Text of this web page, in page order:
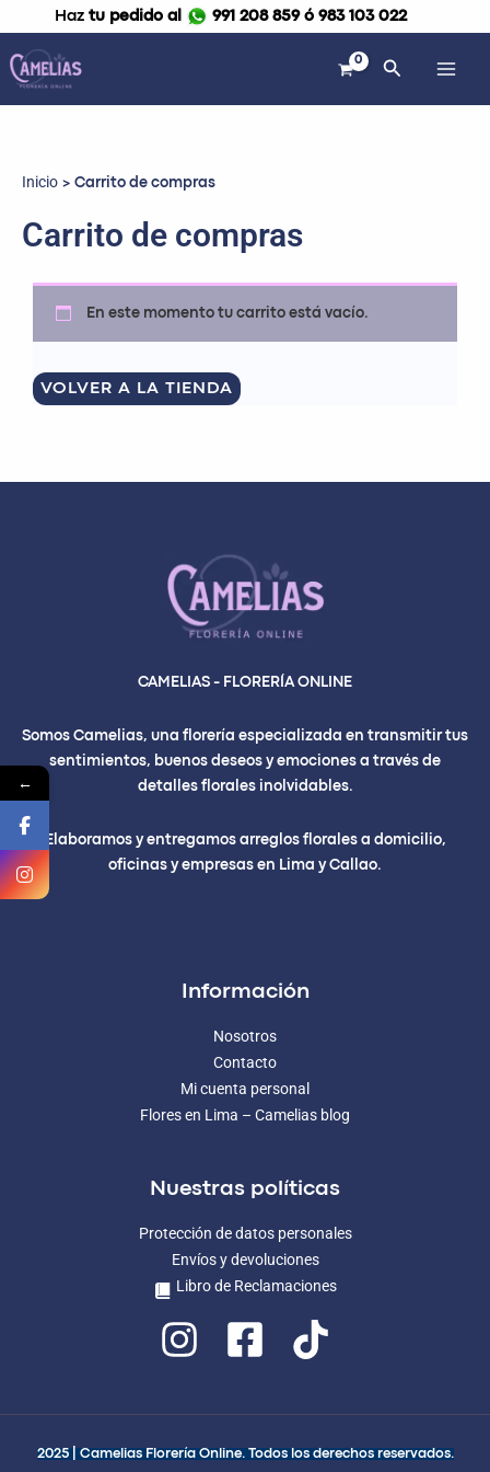
al
contenido
Haz tu pedido al 991 208 859 ó 983 103 022
Buscar
Inicio Carrito de compras
Carrito de compras
En este momento tu carrito está vacío.
VOLVER A LA TIENDA
CAMELIAS - FLORERÍA ONLINE
Somos Camelias, una florería especializada en transmitir tus
sentimientos, buenos deseos y emociones a través de
detalles florales inolvidables.
Elaboramos y entregamos arreglos florales a domicilio,
oficinas y empresas en Lima y Callao.
Información
Nosotros
Contacto
Mi cuenta personal
Flores en Lima – Camelias blog
Nuestras políticas
Protección de datos personales
Envíos y devoluciones
Libro de Reclamaciones
2025 | Camelias Florería Online. Todos los derechos reservados.
←